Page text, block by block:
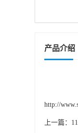
产品介绍
http://
上一篇：